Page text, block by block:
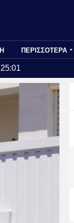
ΠΕΡΙΣΣΟΤΕΡΑ